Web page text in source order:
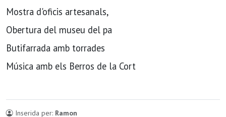
Mostra d'oficis artesanals,
Obertura del museu del pa
Butifarrada amb torrades
Música amb els Berros de la Cort
Inserida per: Ramon